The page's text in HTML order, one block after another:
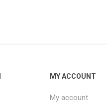
MY ACCOUNT
My account